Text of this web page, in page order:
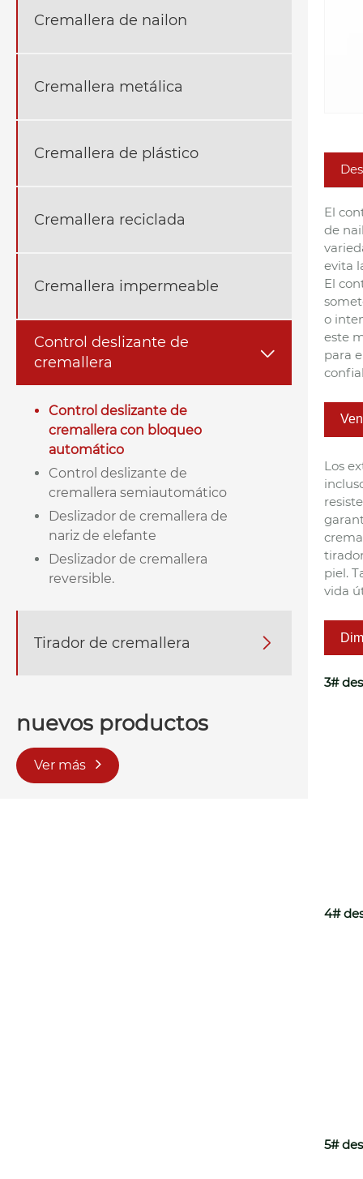
Cremallera de nailon
Cremallera metálica
Cremallera de plástico
Cremallera reciclada
Cremallera impermeable
Control deslizante de
cremallera

Control deslizante de
cremallera con bloqueo
automático
Control deslizante de
cremallera semiautomático
Deslizador de cremallera de
nariz de elefante
Deslizador de cremallera
reversible.
Tirador de cremallera 
nuevos productos
Ver más
El
de
evita
El
o
este
para
Los
piel.
vida
3#
4#
5#